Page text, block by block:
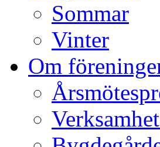
Sommar
Vinter
Om